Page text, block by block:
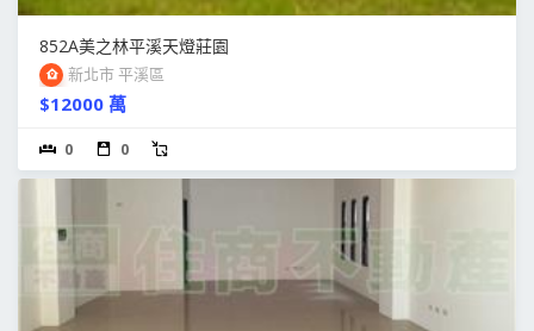
852A美之林平溪天燈莊園
新北市 平溪區
$12000 萬
0 0